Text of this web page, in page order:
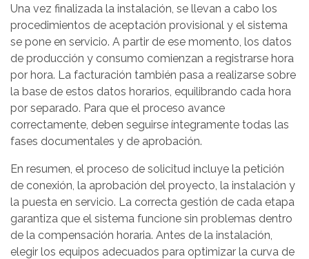
Una vez finalizada la instalación, se llevan a cabo los
procedimientos de aceptación provisional y el sistema
se pone en servicio. A partir de ese momento, los datos
de producción y consumo comienzan a registrarse hora
por hora. La facturación también pasa a realizarse sobre
la base de estos datos horarios, equilibrando cada hora
por separado. Para que el proceso avance
correctamente, deben seguirse íntegramente todas las
fases documentales y de aprobación.
En resumen, el proceso de solicitud incluye la petición
de conexión, la aprobación del proyecto, la instalación y
la puesta en servicio. La correcta gestión de cada etapa
garantiza que el sistema funcione sin problemas dentro
de la compensación horaria. Antes de la instalación,
elegir los equipos adecuados para optimizar la curva de